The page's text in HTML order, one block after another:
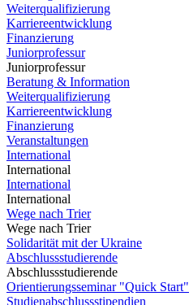
Weiterqualifizierung
Karriereentwicklung
Finanzierung
Juniorprofessur
Juniorprofessur
Beratung & Information
Weiterqualifizierung
Karriereentwicklung
Finanzierung
Veranstaltungen
International
International
International
International
Wege nach Trier
Wege nach Trier
Solidarität mit der Ukraine
Abschlussstudierende
Abschlussstudierende
Orientierungsseminar "Quick Start"
Studienabschlussstipendien